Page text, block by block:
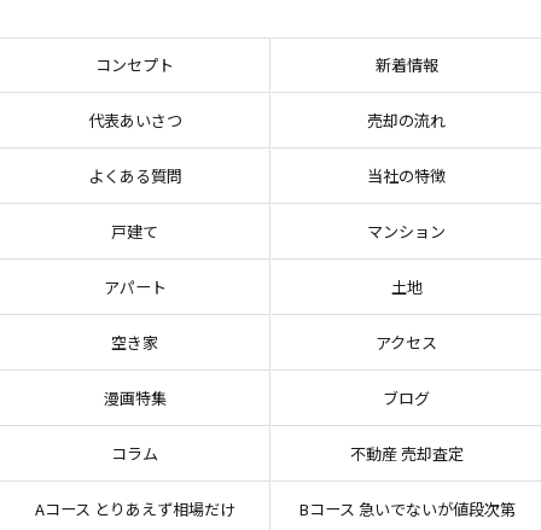
コンセプト 新着情報
代表あいさつ 売却の流れ
よくある質問 当社の特徴
戸建て マンション
アパート 土地
空き家 アクセス
漫画特集 ブログ
コラム 不動産 売却査定
Aコース とりあえず相場だけ Bコース 急いでないが値段次第